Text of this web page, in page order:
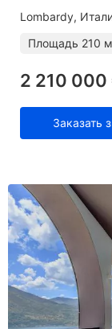
Lombardy
Площадь 210
2 210 000
Заказать